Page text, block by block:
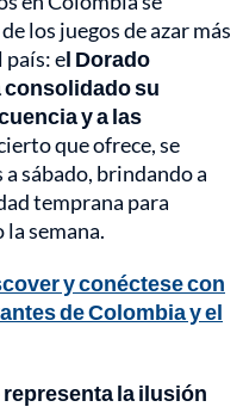
los juegos de azar más
el Dorado
consolidado su
y a las
que ofrece, se
sábado, brindando a
temprana para
semana.
y conéctese con
de Colombia y el
la ilusión